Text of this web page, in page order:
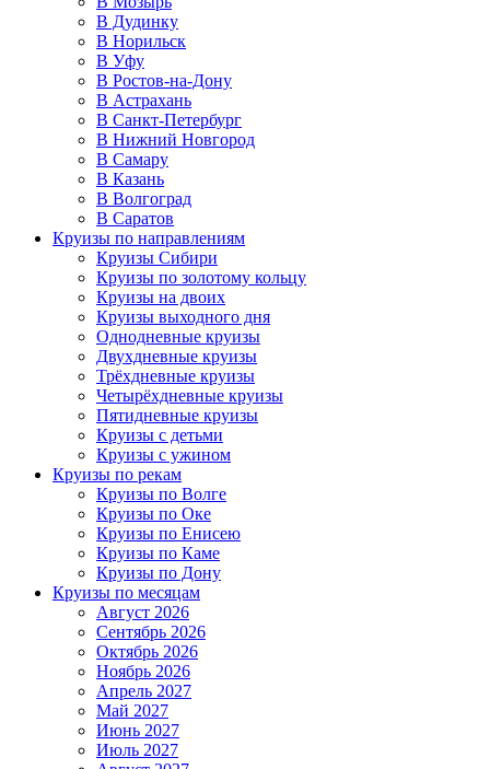
В Дудинку
В Норильск
В Уфу
В Ростов-на-Дону
В Астрахань
В Санкт-Петербург
В Нижний Новгород
В Самару
В Казань
В Волгоград
В Саратов
Круизы по направлениям
Круизы Сибири
Круизы по золотому кольцу
Круизы на двоих
Круизы выходного дня
Однодневные круизы
Двухдневные круизы
Трёхдневные круизы
Четырёхдневные круизы
Пятидневные круизы
Круизы с детьми
Круизы с ужином
Круизы по рекам
Круизы по Волге
Круизы по Оке
Круизы по Енисею
Круизы по Каме
Круизы по Дону
Круизы по месяцам
Август 2026
Сентябрь 2026
Октябрь 2026
Ноябрь 2026
Апрель 2027
Май 2027
Июнь 2027
Июль 2027